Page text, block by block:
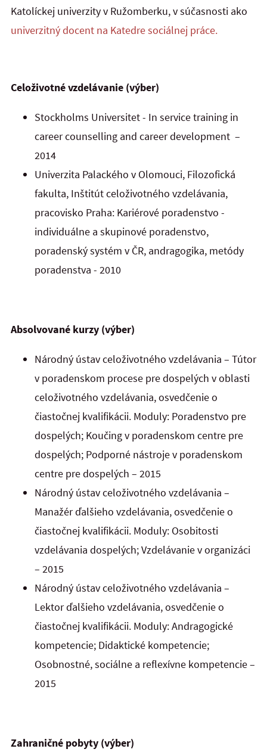
Katolíckej univerzity v Ružomberku, v súčasnosti ako
univerzitný docent na Katedre sociálnej práce.
Celoživotné vzdelávanie (výber)
Stockholms Universitet - In service training in
career counselling and career development –
2014
Univerzita Palackého v Olomouci, Filozofická
fakulta, Inštitút celoživotného vzdelávania,
pracovisko Praha: Kariérové poradenstvo -
individuálne a skupinové poradenstvo,
poradenský systém v ČR, andragogika, metódy
poradenstva - 2010
Absolvované kurzy (výber)
Národný ústav celoživotného vzdelávania – Tútor
v poradenskom procese pre dospelých v oblasti
celoživotného vzdelávania, osvedčenie o
čiastočnej kvalifikácii. Moduly: Poradenstvo pre
dospelých; Koučing v poradenskom centre pre
dospelých; Podporné nástroje v poradenskom
centre pre dospelých – 2015
Národný ústav celoživotného vzdelávania –
Manažér ďalšieho vzdelávania, osvedčenie o
čiastočnej kvalifikácii. Moduly: Osobitosti
vzdelávania dospelých; Vzdelávanie v organizáci
– 2015
Národný ústav celoživotného vzdelávania –
Lektor ďalšieho vzdelávania, osvedčenie o
čiastočnej kvalifikácii. Moduly: Andragogické
kompetencie; Didaktické kompetencie;
Osobnostné, sociálne a reflexívne kompetencie –
2015
Zahraničné pobyty (výber)